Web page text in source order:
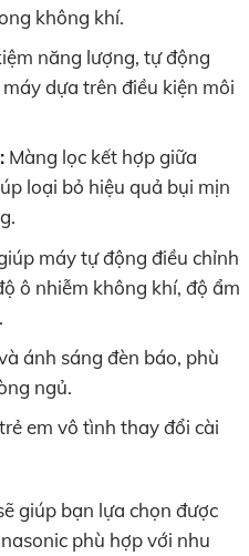
không khí.
năng lượng, tự động
dựa trên điều kiện môi
Màng lọc kết hợp giữa
loại bỏ hiệu quả bụi mịn
máy tự động điều chỉnh
ô nhiễm không khí, độ ẩm
ánh sáng đèn báo, phù
ngủ.
em vô tình thay đổi cài
giúp bạn lựa chọn được
phù hợp với nhu